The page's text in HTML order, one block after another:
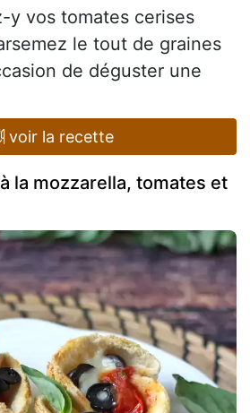
y vos tomates cerises
le tout de graines
de déguster une
voir la recette
la mozzarella, tomates et